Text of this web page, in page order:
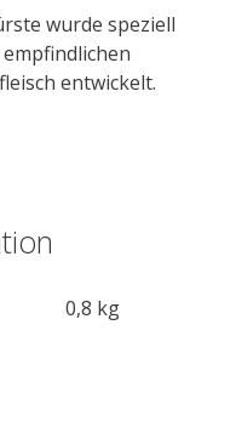
wurde speziell
entwickelt.
0,8 kg